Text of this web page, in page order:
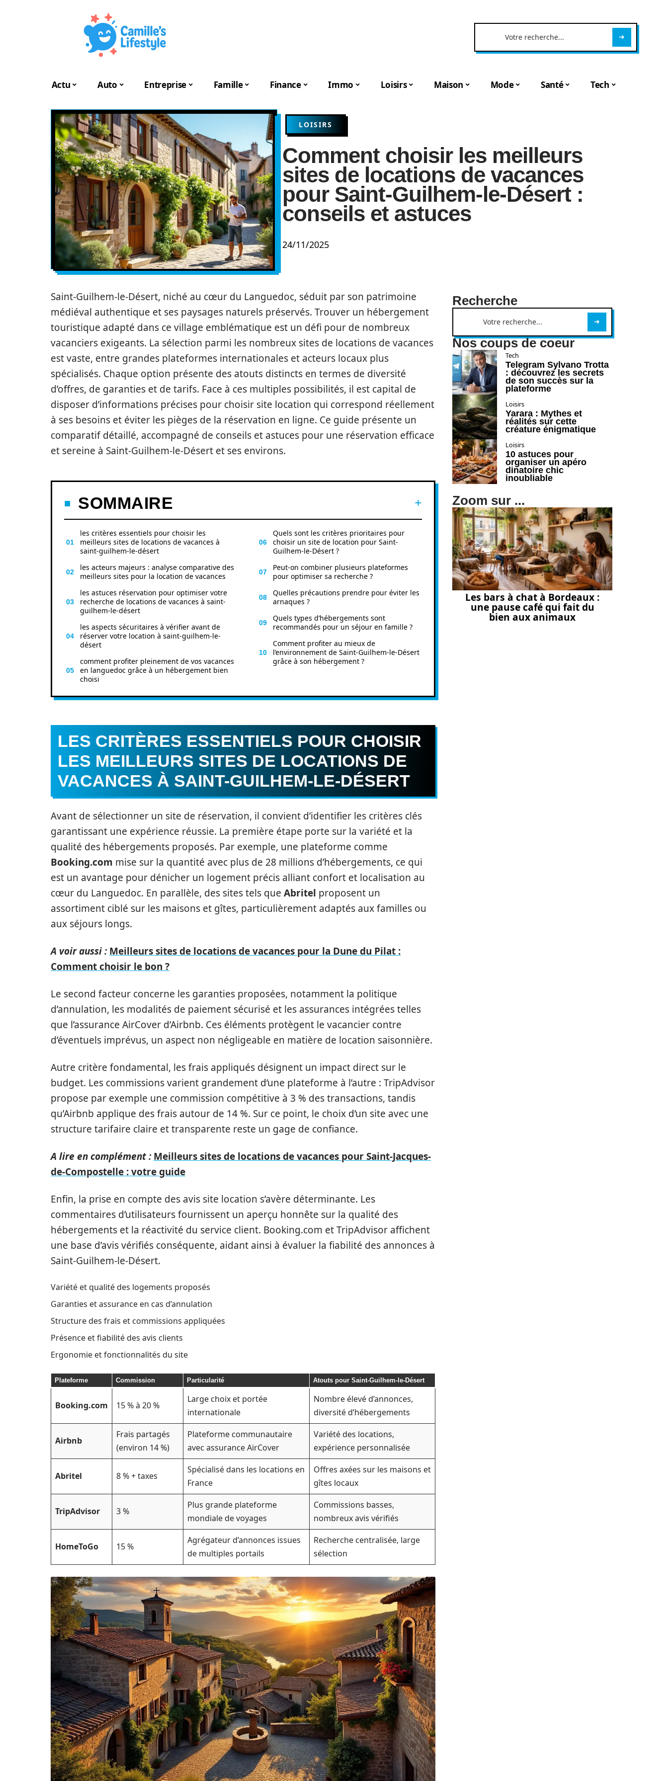
Actu Auto Entreprise Famille Finance Immo Loisirs Maison Mode Santé Tech
LOISIRS
Comment choisir les meilleurs
sites de locations de vacances
pour Saint-Guilhem-le-Désert :
conseils et astuces
24/11/2025
Saint-Guilhem-le-Désert, niché au cœur du Languedoc, séduit par son patrimoine
médiéval authentique et ses paysages naturels préservés. Trouver un hébergement
touristique adapté dans ce village emblématique est un défi pour de nombreux
vacanciers exigeants. La sélection parmi les nombreux sites de locations de vacances
est vaste, entre grandes plateformes internationales et acteurs locaux plus
spécialisés. Chaque option présente des atouts distincts en termes de diversité
d’offres, de garanties et de tarifs. Face à ces multiples possibilités, il est capital de
disposer d’informations précises pour choisir site location qui correspond réellement
à ses besoins et éviter les pièges de la réservation en ligne. Ce guide présente un
comparatif détaillé, accompagné de conseils et astuces pour une réservation efficace
et sereine à Saint-Guilhem-le-Désert et ses environs.
SOMMAIRE
les critères essentiels pour choisir les
meilleurs sites de locations de vacances à
saint-guilhem-le-désert
les acteurs majeurs : analyse comparative des
meilleurs sites pour la location de vacances
les astuces réservation pour optimiser votre
recherche de locations de vacances à saint-
guilhem-le-désert
les aspects sécuritaires à vérifier avant de
réserver votre location à saint-guilhem-le-
désert
comment profiter pleinement de vos vacances
en languedoc grâce à un hébergement bien
choisi
Quels sont les critères prioritaires pour
choisir un site de location pour Saint-
Guilhem-le-Désert ?
Peut-on combiner plusieurs plateformes
pour optimiser sa recherche ?
Quelles précautions prendre pour éviter les
arnaques ?
Quels types d’hébergements sont
recommandés pour un séjour en famille ?
Comment profiter au mieux de
l’environnement de Saint-Guilhem-le-Désert
grâce à son hébergement ?
LES CRITÈRES ESSENTIELS POUR CHOISIR
LES MEILLEURS SITES DE LOCATIONS DE
VACANCES À SAINT-GUILHEM-LE-DÉSERT
Avant de sélectionner un site de réservation, il convient d’identifier les critères clés
garantissant une expérience réussie. La première étape porte sur la variété et la
qualité des hébergements proposés. Par exemple, une plateforme comme
Booking.com mise sur la quantité avec plus de 28 millions d’hébergements, ce qui
est un avantage pour dénicher un logement précis alliant confort et localisation au
cœur du Languedoc. En parallèle, des sites tels que Abritel proposent un
assortiment ciblé sur les maisons et gîtes, particulièrement adaptés aux familles ou
aux séjours longs.
A voir aussi : Meilleurs sites de locations de vacances pour la Dune du Pilat :
Comment choisir le bon ?
Le second facteur concerne les garanties proposées, notamment la politique
d’annulation, les modalités de paiement sécurisé et les assurances intégrées telles
que l’assurance AirCover d’Airbnb. Ces éléments protègent le vacancier contre
d’éventuels imprévus, un aspect non négligeable en matière de location saisonnière.
Autre critère fondamental, les frais appliqués désignent un impact direct sur le
budget. Les commissions varient grandement d’une plateforme à l’autre : TripAdvisor
propose par exemple une commission compétitive à 3 % des transactions, tandis
qu’Airbnb applique des frais autour de 14 %. Sur ce point, le choix d’un site avec une
structure tarifaire claire et transparente reste un gage de confiance.
A lire en complément : Meilleurs sites de locations de vacances pour Saint-Jacques-
de-Compostelle : votre guide
Enfin, la prise en compte des avis site location s’avère déterminante. Les
commentaires d’utilisateurs fournissent un aperçu honnête sur la qualité des
hébergements et la réactivité du service client. Booking.com et TripAdvisor affichent
une base d’avis vérifiés conséquente, aidant ainsi à évaluer la fiabilité des annonces à
Saint-Guilhem-le-Désert.
Variété et qualité des logements proposés
Garanties et assurance en cas d’annulation
Structure des frais et commissions appliquées
Présence et fiabilité des avis clients
Ergonomie et fonctionnalités du site
Plateforme Commission Particularité Atouts pour Saint-Guilhem-le-Désert
Booking.com 15 % à 20 %
Large choix et portée
internationale
Nombre élevé d’annonces,
diversité d’hébergements
Airbnb
Frais partagés
(environ 14 %)
Plateforme communautaire
avec assurance AirCover
Variété des locations,
expérience personnalisée
Abritel 8 % + taxes
Spécialisé dans les locations en
France
Offres axées sur les maisons et
gîtes locaux
TripAdvisor 3 %
Plus grande plateforme
mondiale de voyages
Commissions basses,
nombreux avis vérifiés
HomeToGo 15 %
Agrégateur d’annonces issues
de multiples portails
Recherche centralisée, large
sélection
Recherche
Nos coups de coeur
Tech
Telegram Sylvano Trotta
: découvrez les secrets
de son succès sur la
plateforme
Loisirs
Yarara : Mythes et
réalités sur cette
créature énigmatique
Loisirs
10 astuces pour
organiser un apéro
dinatoire chic
inoubliable
Zoom sur ...
Les bars à chat à Bordeaux :
une pause café qui fait du
bien aux animaux